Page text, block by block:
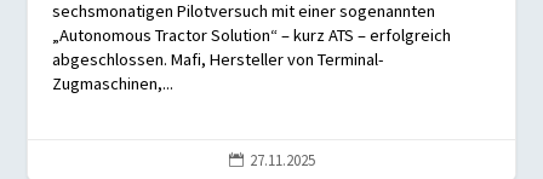
sechsmonatigen Pilotversuch mit einer sogenannten
„Autonomous Tractor Solution“ – kurz ATS – erfolgreich
abgeschlossen. Mafi, Hersteller von Terminal-
Zugmaschinen,...
 27.11.2025